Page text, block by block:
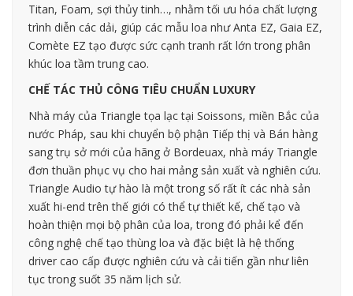
Titan, Foam, sợi thủy tinh…, nhằm tối ưu hóa chất lượng
trình diễn các dải, giúp các mẫu loa như Anta EZ, Gaia EZ,
Comète EZ tạo được sức cạnh tranh rất lớn trong phân
khúc loa tầm trung cao.
CHẾ TÁC THỦ CÔNG TIÊU CHUẨN LUXURY
Nhà máy của Triangle tọa lạc tại Soissons, miền Bắc của
nước Pháp, sau khi chuyển bộ phận Tiếp thị và Bán hàng
sang trụ sở mới của hãng ở Bordeuax, nhà máy Triangle
đơn thuần phục vụ cho hai mảng sản xuất và nghiên cứu.
Triangle Audio tự hào là một trong số rất ít các nhà sản
xuất hi-end trên thế giới có thể tự thiết kế, chế tạo và
hoàn thiện mọi bộ phân của loa, trong đó phải kể đến
công nghệ chế tạo thùng loa và đặc biệt là hệ thống
driver cao cấp được nghiên cứu và cải tiến gần như liên
tục trong suốt 35 năm lịch sử.